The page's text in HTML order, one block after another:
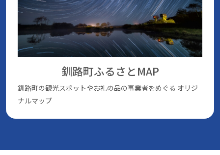
釧路町ふるさとMAP
釧路町の観光スポットやお礼の品の事業者をめぐる オリジ
ナルマップ